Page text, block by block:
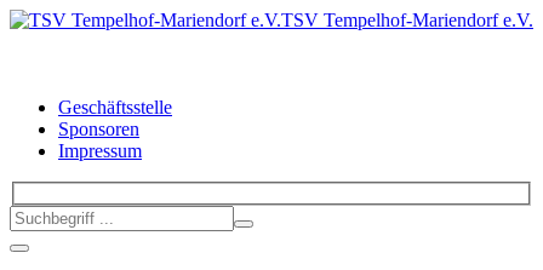
TSV Tempelhof-Mariendorf e.V.
Geschäftsstelle
Sponsoren
Impressum